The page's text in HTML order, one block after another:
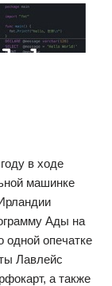
в ходе
машинке
Ады на
одной опечатке
Лавлейс
а также